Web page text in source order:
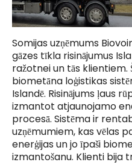
Somijas uzņēmums
gāzes tīkla risinājumus
ražotnei un tās klientiem.
biometāna loģistikas
Islandē. Risinājums ļaus
izmantot atjaunojamo
procesā. Sistēma ir
uzņēmumiem, kas vēlas
enerģijas un jo īpaši
izmantošanu. Klienti bija